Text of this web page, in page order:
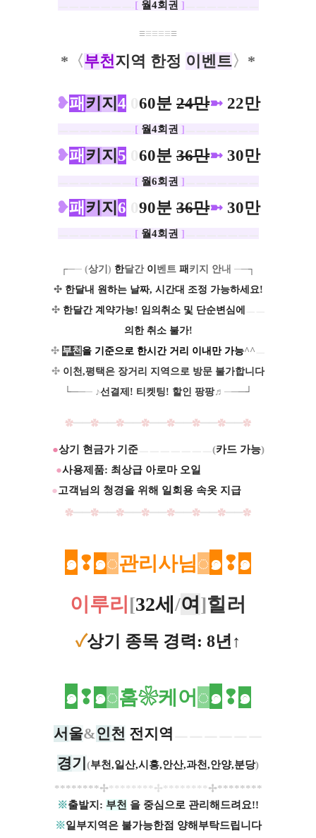
[월4회권 ]
≡≡≡≡≡≡
* 〈부천지역 한정 이벤트〉 *
❥패 키 지 4 60분 24만➼ 22만
[월4회권 ]
❥패 키 지 5 60분 36만➼ 30만
[월6회권 ]
❥패 키 지 6 90분 36만➼ 30만
[월4회권 ]
┌── (상기 ) 한달간 이 벤트 패 키지 안내 ──┐
✣한달내 원하는 날짜, 시간대 조정 가능하세요!
✣​한달간 계약가능! 임의취소 및 단순변심에
의한 ​취소 불가!
✣ 부천을 기준으로 ​한시간 거리 이내만 가능^^
✣ 이천,평택은 장거리 지역으로 방문 불가합니다
└─── ♪선결제! 티켓팅! 할인 팡팡♬ ───┘
✿━━✿━━✿━━✿━━✿━━✿━━✿━━✿
●상기 현금가 기준ㅡㅡㅡㅡㅡㅡㅡ (카드 가능)
●사용제품: 최상급 아로마 오일
●고객님의 청경을 위해 일회용 속옷 지급ㅡ
✿━━✿━━✿━━✿━━✿━━✿━━✿━━✿
​๑❢๑◌관리사님◌​๑❢๑
이루리 [32세 /여 ]힐러
✓상기 종목 경력: 8년↑
๑❢๑◌홈❀케어 ◌๑❢๑
서 울&인천 전지역
경기 (부천,일산,시흥,안산,과천,안양,분당)
**​​**​​**​​**​​✢**​​**​​**​​**​​✢**​​**​​**​​**​​✢**​​**​​**​​**
※출발지: 부천 을 중심으로 관리해드려요!!
※일부지역은 불가능한점 양해부탁드립니다